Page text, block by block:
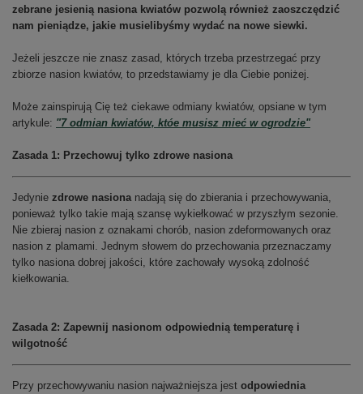
zebrane jesienią nasiona kwiatów pozwolą również zaoszczędzić
nam pieniądze, jakie musielibyśmy wydać na nowe siewki.
Jeżeli jeszcze nie znasz zasad, których trzeba przestrzegać przy
zbiorze nasion kwiatów, to przedstawiamy je dla Ciebie poniżej.
Może zainspirują Cię też ciekawe odmiany kwiatów, opsiane w tym
artykule: "7 odmian kwiatów, któe musisz mieć w ogrodzie"
Zasada 1: Przechowuj tylko zdrowe nasiona
Jedynie zdrowe nasiona nadają się do zbierania i przechowywania,
ponieważ tylko takie mają szansę wykiełkować w przyszłym sezonie.
Nie zbieraj nasion z oznakami chorób, nasion zdeformowanych oraz
nasion z plamami. Jednym słowem do przechowania przeznaczamy
tylko nasiona dobrej jakości, które zachowały wysoką zdolność
kiełkowania.
Zasada 2: Zapewnij nasionom odpowiednią temperaturę i
wilgotność
Przy przechowywaniu nasion najważniejsza jest odpowiednia